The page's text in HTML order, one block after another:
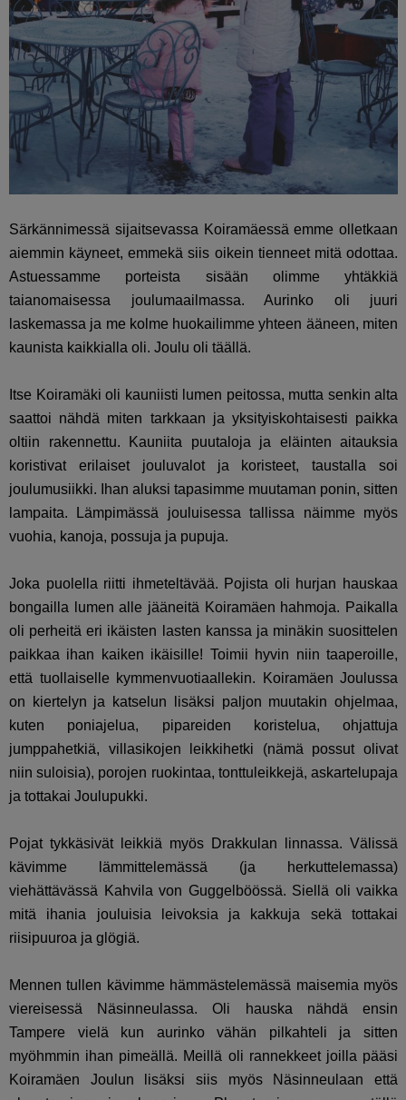
Särkännimessä sijaitsevassa Koiramäessä emme olletkaan
aiemmin käyneet, emmekä siis oikein tienneet mitä odottaa.
Astuessamme porteista sisään olimme yhtäkkiä
taianomaisessa joulumaailmassa. Aurinko oli juuri
laskemassa ja me kolme huokailimme yhteen ääneen, miten
kaunista kaikkialla oli. Joulu oli täällä.
Itse Koiramäki oli kauniisti lumen peitossa, mutta senkin alta
saattoi nähdä miten tarkkaan ja yksityiskohtaisesti paikka
oltiin rakennettu. Kauniita puutaloja ja eläinten aitauksia
koristivat erilaiset jouluvalot ja koristeet, taustalla soi
joulumusiikki. Ihan aluksi tapasimme muutaman ponin, sitten
lampaita. Lämpimässä jouluisessa tallissa näimme myös
vuohia, kanoja, possuja ja pupuja.
Joka puolella riitti ihmeteltävää. Pojista oli hurjan hauskaa
bongailla lumen alle jääneitä Koiramäen hahmoja. Paikalla
oli perheitä eri ikäisten lasten kanssa ja minäkin suosittelen
paikkaa ihan kaiken ikäisille! Toimii hyvin niin taaperoille,
että tuollaiselle kymmenvuotiaallekin. Koiramäen Joulussa
on kiertelyn ja katselun lisäksi paljon muutakin ohjelmaa,
kuten poniajelua, pipareiden koristelua, ohjattuja
jumppahetkiä, villasikojen leikkihetki (nämä possut olivat
niin suloisia), porojen ruokintaa, tonttuleikkejä, askartelupaja
ja tottakai Joulupukki.
Pojat tykkäsivät leikkiä myös Drakkulan linnassa. Välissä
kävimme lämmittelemässä (ja herkuttelemassa)
viehättävässä Kahvila von Guggelböössä. Siellä oli vaikka
mitä ihania jouluisia leivoksia ja kakkuja sekä tottakai
riisipuuroa ja glögiä.
Mennen tullen kävimme hämmästelemässä maisemia myös
viereisessä Näsinneulassa. Oli hauska nähdä ensin
Tampere vielä kun aurinko vähän pilkahteli ja sitten
myöhmmin ihan pimeällä. Meillä oli rannekkeet joilla pääsi
Koiramäen Joulun lisäksi siis myös Näsinneulaan että